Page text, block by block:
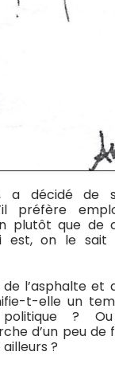
a décidé de
préfère
plutôt que de
est, on le sait
de l’asphalte et
t-elle un
?
d’un peu de
?